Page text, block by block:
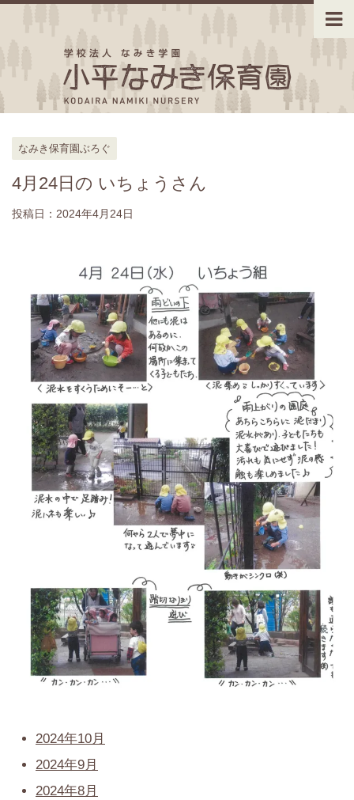
なみき保育園ぶろぐ
4月24日の いちょうさん
投稿日： 2024年4月24日
2024年10月
2024年9月
2024年8月